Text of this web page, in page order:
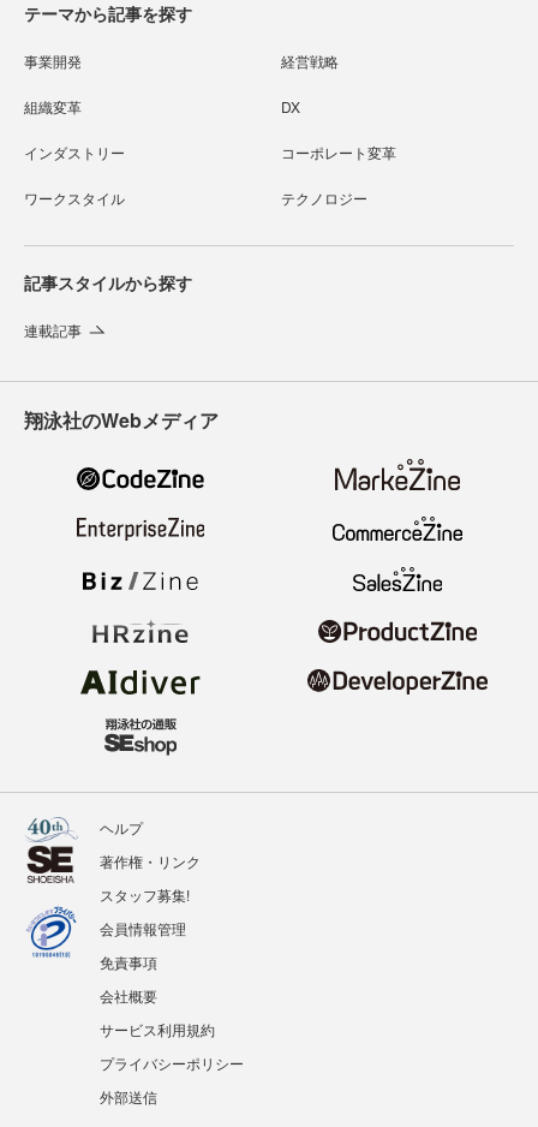
テーマから記事を探す
事業開発 経営戦略
組織変革 DX
インダストリー コーポレート変革
ワークスタイル テクノロジー
記事スタイルから探す
連載記事
翔泳社のWebメディア
ヘルプ
著作権・リンク
スタッフ募集!
会員情報管理
免責事項
会社概要
サービス利用規約
プライバシーポリシー
外部送信